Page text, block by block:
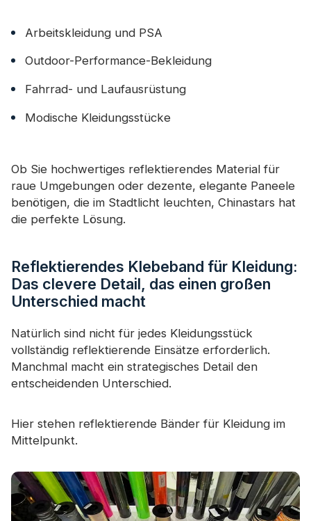
Arbeitskleidung und PSA
Outdoor-Performance-Bekleidung
Fahrrad- und Laufausrüstung
Modische Kleidungsstücke
Ob Sie hochwertiges reflektierendes Material für
raue Umgebungen oder dezente, elegante Paneele
benötigen, die im Stadtlicht leuchten, Chinastars hat
die perfekte Lösung.
Reflektierendes Klebeband für Kleidung:
Das clevere Detail, das einen großen
Unterschied macht
Natürlich sind nicht für jedes Kleidungsstück
vollständig reflektierende Einsätze erforderlich.
Manchmal macht ein strategisches Detail den
entscheidenden Unterschied.
Hier stehen reflektierende Bänder für Kleidung im
Mittelpunkt.